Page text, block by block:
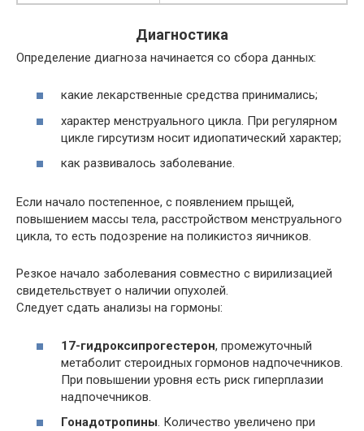
Диагностика
Определение диагноза начинается со сбора данных:
какие лекарственные средства принимались;
характер менструального цикла. При регулярном
цикле гирсутизм носит идиопатический характер;
как развивалось заболевание.
Если начало постепенное, с появлением прыщей,
повышением массы тела, расстройством менструального
цикла, то есть подозрение на поликистоз яичников.
Резкое начало заболевания совместно с вирилизацией
свидетельствует о наличии опухолей.
Следует сдать анализы на гормоны:
17-гидроксипрогестерон, промежуточный
метаболит стероидных гормонов надпочечников.
При повышении уровня есть риск гиперплазии
надпочечников.
Гонадотропины. Количество увеличено при